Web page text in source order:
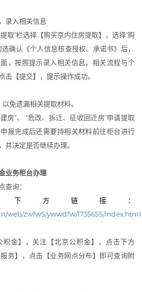
录入相关信息
取”栏选择【购买京内住房提取】，选择“购
确认《个人信息核查授权、承诺书》后，
，按照提示录入相关信息，相关流程与个
击【提交】，提示操作成功。
免遗漏相关提取材料。
房”、 “危改、拆迁、征收回迁房”申请提取
报完成后还需要持相关材料前往柜台进行
并决定是否继续办理。
业务柜台办理
查询：
下方链接：
web/zwfw5/ywwdfw/1735655/index.html
金】，关注【北京公积金】，点击下方
服务】，点击【业务网点分布】即可查询附